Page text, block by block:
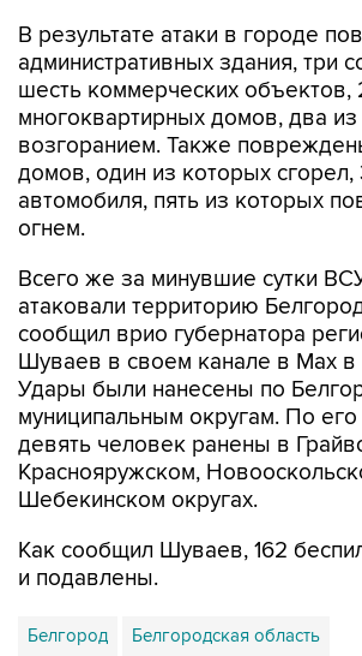
В результате атаки в городе
административных здания, три
шесть коммерческих объектов,
многоквартирных домов, два
возгоранием. Также
домов, один из которых сгорел,
автомобиля, пять из которых
огнем.
Всего же за минувшие сутки
атаковали территорию
сообщил врио губернатора
Шуваев в своем канале в Мах в
Удары были нанесены по
муниципальным округам. По
девять человек ранены в
Краснояружском,
Шебекинском округах.
Как сообщил Шуваев, 162
и подавлены.
Белгород Белгородская область